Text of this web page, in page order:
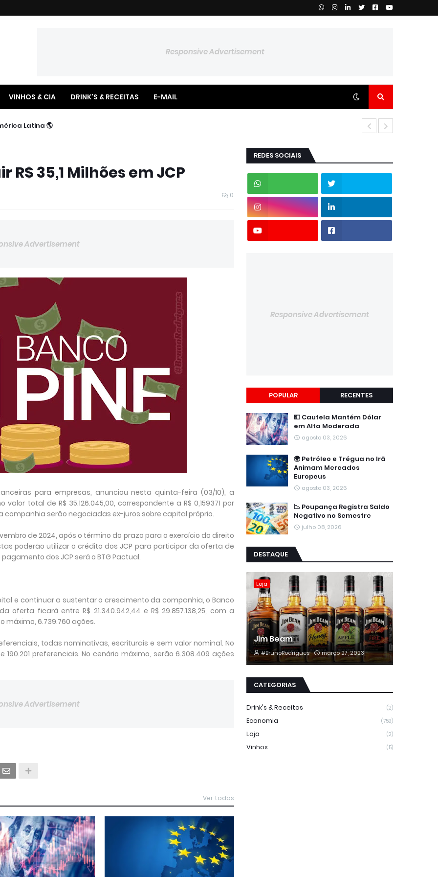
Responsive Advertisement
VINHOS & CIA DRINK'S & RECEITAS E-MAIL
📉 Poupança Registra Saldo Negativo no Semestre
35,1 Milhões em JCP
0
Advertisement
para empresas, anunciou nesta quinta-feira (03/10), a
total de R$ 35.126.045,00, correspondente a R$ 0,159371 por
companhia serão negociadas ex-juros sobre capital próprio.
de 2024, após o término do prazo para o exercício do direito
poderão utilizar o crédito dos JCP para participar da oferta de
dos JCP será o BTG Pactual.
e continuar a sustentar o crescimento da companhia, o Banco
ficará entre R$ 21.340.942,44 e R$ 29.857.138,25, com a
máximo, 6.739.760 ações.
todas nominativas, escriturais e sem valor nominal. No
preferenciais. No cenário máximo, serão 6.308.409 ações
Advertisement
Ver todos
REDES SOCIAIS
Responsive Advertisement
POPULAR RECENTES
💵 Cautela Mantém Dólar
em Alta Moderada
agosto 03, 2026
🌍 Petróleo e Trégua no Irã
Animam Mercados
Europeus
agosto 03, 2026
📉 Poupança Registra Saldo
Negativo no Semestre
julho 08, 2026
DESTAQUE
Loja
Jim Beam
#BrunoRodrigues março 27, 2023
CATEGORIAS
Drink's & Receitas (2)
Economia (759)
Loja (2)
Vinhos (5)